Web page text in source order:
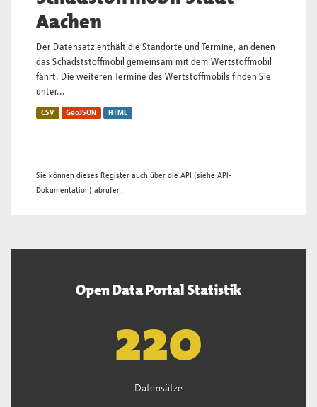
Aachen
Der Datensatz enthält die Standorte und Termine, an denen
das Schadststoffmobil gemeinsam mit dem Wertstoffmobil
fährt. Die weiteren Termine des Wertstoffmobils finden Sie
unter...
CSV GeoJSON HTML
Sie können dieses Register auch über die API (siehe API-
Dokumentation) abrufen.
Open Data Portal Statistik
221
Datensätze